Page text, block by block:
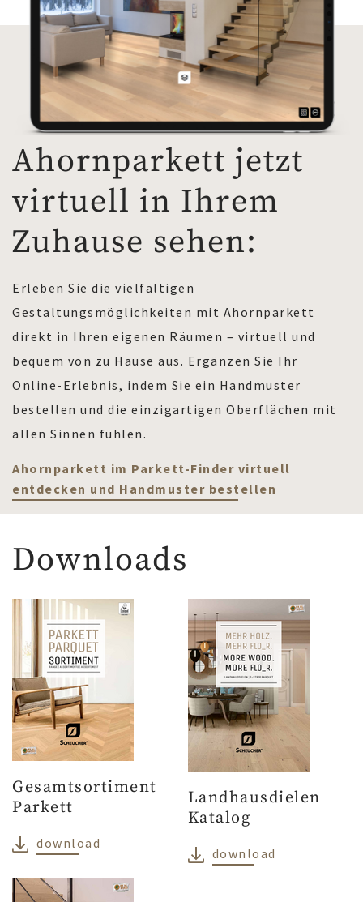
Ahornparkett jetzt
virtuell in Ihrem
Zuhause sehen:
Erleben Sie die vielfältigen
Gestaltungsmöglichkeiten mit Ahornparkett
direkt in Ihren eigenen Räumen – virtuell und
bequem von zu Hause aus. Ergänzen Sie Ihr
Online-Erlebnis, indem Sie ein Handmuster
bestellen und die einzigartigen Oberflächen mit
allen Sinnen fühlen.
Ahornparkett im Parkett-Finder virtuell
entdecken und Handmuster bestellen
Downloads
Gesamtsortiment
Parkett
download
Landhausdielen
Katalog
download